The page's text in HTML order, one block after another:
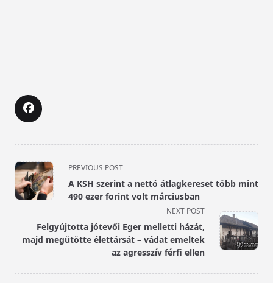
<span
class="nav-
subtitle
reader-
text">Page</span>
PREVIOUS POST
A KSH szerint a nettó átlagkereset több mint
490 ezer forint volt márciusban
NEXT POST
Felgyújtotta jótevői Eger melletti házát,
majd megütötte élettársát – vádat emeltek
az agresszív férfi ellen